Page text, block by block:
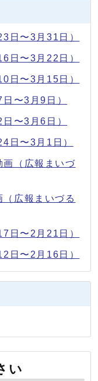
日〜3月31日）
日〜3月22日）
日〜3月15日）
〜3月9日）
〜3月6日）
日〜3月1日）
（広報まいづ
広報まいづる
日〜2月21日）
日〜2月16日）
い